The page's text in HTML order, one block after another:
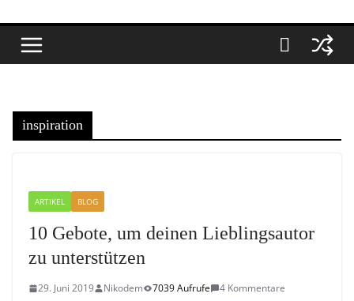
inspiration
ARTIKEL BLOG
10 Gebote, um deinen Lieblingsautor
zu unterstützen
29. Juni 2019 Nikodem 7039 Aufrufe
4 Kommentare